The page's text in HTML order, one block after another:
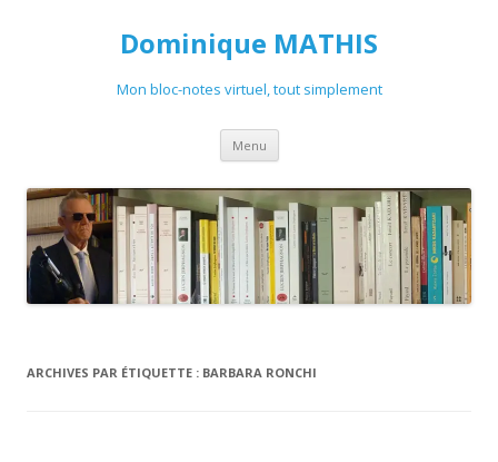
Dominique MATHIS
Mon bloc-notes virtuel, tout simplement
Menu Aller
contenu
ARCHIVES PAR ÉTIQUETTE : BARBARA RONCHI